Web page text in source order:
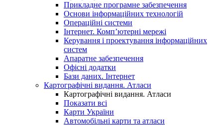
Прикладне програмне забезпечення
Основи інформаційних технологій
Операційні системи
Інтернет. Комп’ютерні мережі
Керування і проектування інформаційних
систем
Апаратне забезпечення
Офісні додатки
Бази даних. Інтернет
Картографічні видання. Атласи
Картографічні видання. Атласи
Показати всі
Карти України
Автомобільні карти та атласи